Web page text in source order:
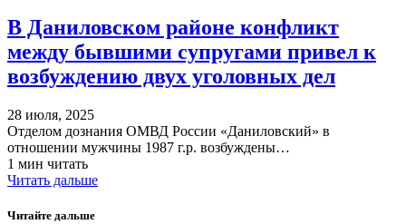
В Даниловском районе конфликт
между бывшими супругами привел к
возбуждению двух уголовных дел
28 июля, 2025
Отделом дознания ОМВД России «Даниловский» в
отношении мужчины 1987 г.р. возбуждены…
1 мин читать
Читать дальше
Читайте дальше